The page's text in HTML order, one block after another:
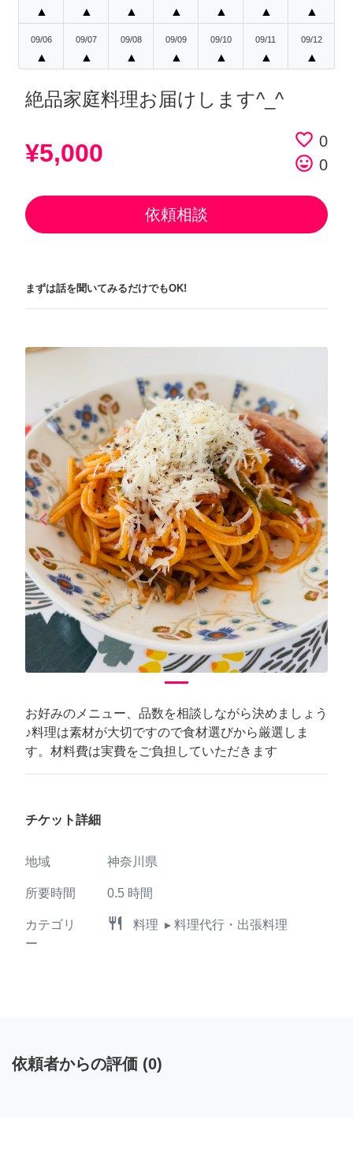
▲ ▲ ▲ ▲ ▲ ▲ ▲
09/06
▲
09/07
▲
09/08
▲
09/09
▲
09/10
▲
09/11
▲
09/12
▲
絶品家庭料理お届けします^_^
¥5,000 favorite_border 0
tag_faces 0
依頼相談
まずは話を聞いてみるだけでもOK!
arrow_back_iosPrevious arrow_forward_iosNext
お好みのメニュー、品数を相談しながら決めましょう
♪料理は素材が大切ですので食材選びから厳選しま
す。材料費は実費をご負担していただきます
チケット詳細
地域 神奈川県
所要時間 0.5 時間
カテゴリ
ー
restaurant 料理 ▸ 料理代行・出張料理
依頼者からの評価 (0)